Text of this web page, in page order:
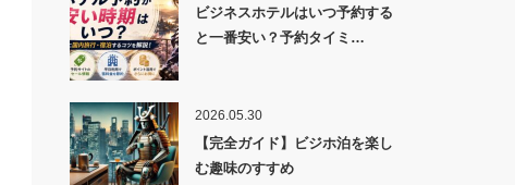
ビジネスホテルはいつ予約する
と一番安い？予約タイミ…
2026.05.30
【完全ガイド】ビジホ泊を楽し
む趣味のすすめ